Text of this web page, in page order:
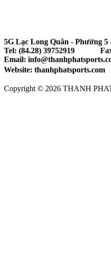
5G Lạc Long Quân - Phường
Tel: (84.28) 39752919 Fax:
Email:
Website: thanhphatsports.com
Copyright © 2026 THANH